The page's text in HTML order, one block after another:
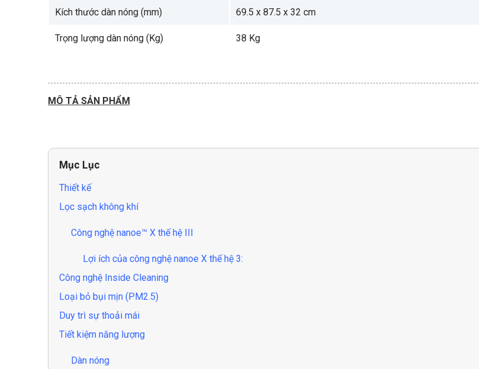
Kích thước dàn nóng (mm) 69.5 x 87.5 x 32 cm
Trọng lượng dàn nóng (Kg) 38 Kg
MÔ TẢ SẢN PHẨM
Mục Lục
Thiết kế
Lọc sạch không khí
Công nghệ nanoe™ X thế hệ III
Lợi ích của công nghệ nanoe X thế hệ 3:
Công nghệ Inside Cleaning
Loại bỏ bụi mịn (PM2.5)
Duy trì sự thoải mái
Tiết kiệm năng lượng
Dàn nóng